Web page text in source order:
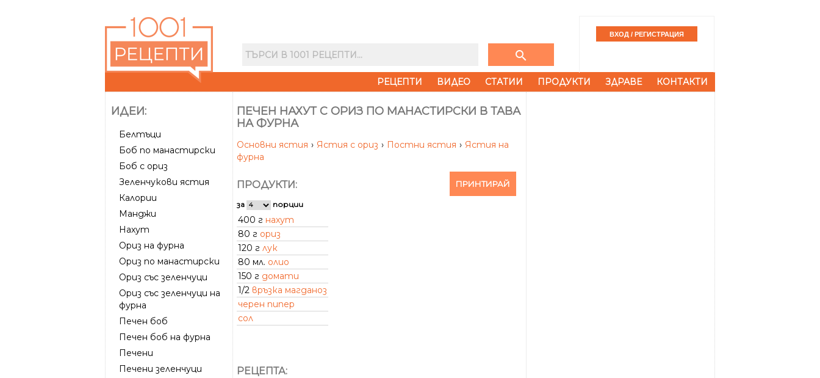
search
РЕЦЕПТИ ВИДЕО СТАТИИ ПРОДУКТИ ЗДРАВЕ КОНТАКТИ
ИДЕИ:
Белтъци
Боб по манастирски
Боб с ориз
Зеленчукови ястия
Калории
Манджи
Нахут
Ориз на фурна
Ориз по манастирски
Ориз със зеленчуци
Ориз със зеленчуци на
фурна
Печен боб
Печен боб на фурна
Печени
Печени зеленчуци
ПЕЧЕН НАХУТ С ОРИЗ ПО МАНАСТИРСКИ В ТАВА
НА ФУРНА
Основни ястия › Ястия с ориз › Постни ястия › Ястия на
фурна
ПРИНТИРАЙ
ПРОДУКТИ:
за порции
400 г нахут
80 г ориз
120 г лук
80 мл. олио
150 г домати
1/2 връзка магданоз
черен пипер
сол
РЕЦЕПТА: